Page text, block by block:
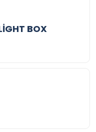
BOX